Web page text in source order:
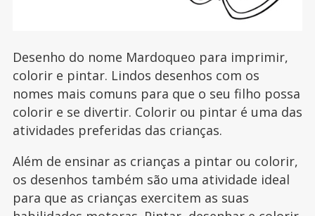
Desenho do nome Mardoqueo para imprimir,
colorir e pintar. Lindos desenhos com os
nomes mais comuns para que o seu filho possa
colorir e se divertir. Colorir ou pintar é uma das
atividades preferidas das crianças.
Além de ensinar as crianças a pintar ou colorir,
os desenhos também são uma atividade ideal
para que as crianças exercitem as suas